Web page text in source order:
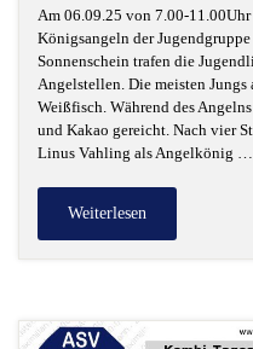
Am 06.09.25 von 7.00-
Königsangeln der
Sonnenschein trafen die
Angelstellen. Die meisten
Weißfisch. Während des
und Kakao gereicht. Nach vier
Linus Vahling als Angelkönig …
Weiterlesen